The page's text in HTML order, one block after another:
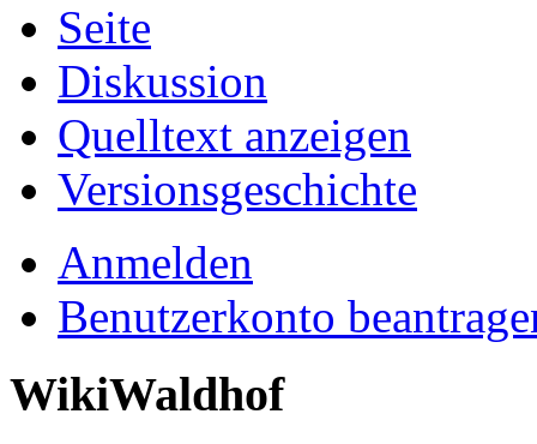
Seite
Diskussion
Quelltext anzeigen
Versionsgeschichte
Anmelden
Benutzerkonto
WikiWaldhof